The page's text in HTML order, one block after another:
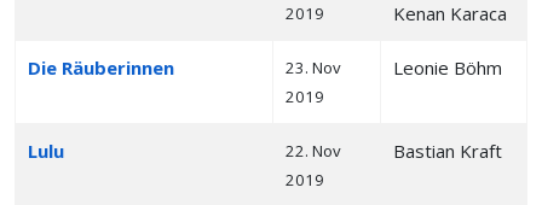
2019
Kenan Karaca
Die Räuberinnen
23. Nov
2019
Leonie Böhm
Lulu
22. Nov
2019
Bastian Kraft